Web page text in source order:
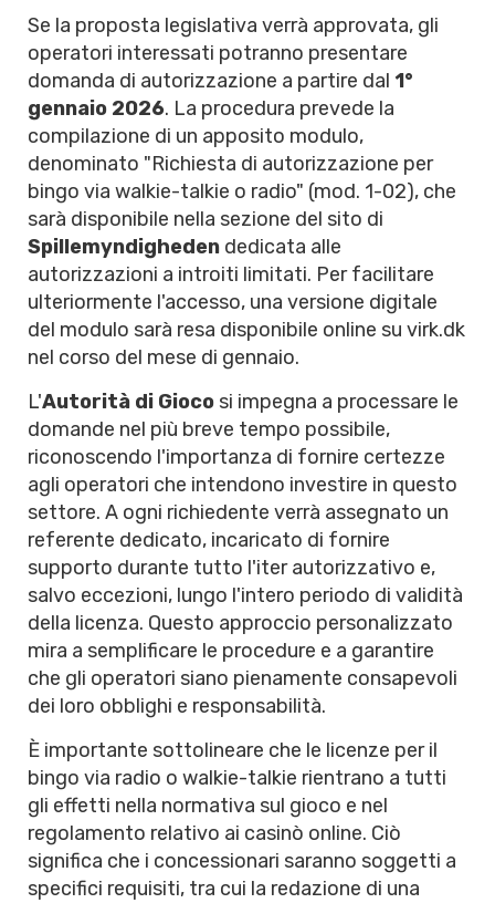
Se la proposta legislativa verrà approvata, gli
operatori interessati potranno presentare
domanda di autorizzazione a partire dal 1°
gennaio 2026. La procedura prevede la
compilazione di un apposito modulo,
denominato "Richiesta di autorizzazione per
bingo via walkie-talkie o radio" (mod. 1-02), che
sarà disponibile nella sezione del sito di
Spillemyndigheden dedicata alle
autorizzazioni a introiti limitati. Per facilitare
ulteriormente l'accesso, una versione digitale
del modulo sarà resa disponibile online su virk.dk
nel corso del mese di gennaio.
L'Autorità di Gioco si impegna a processare le
domande nel più breve tempo possibile,
riconoscendo l'importanza di fornire certezze
agli operatori che intendono investire in questo
settore. A ogni richiedente verrà assegnato un
referente dedicato, incaricato di fornire
supporto durante tutto l'iter autorizzativo e,
salvo eccezioni, lungo l'intero periodo di validità
della licenza. Questo approccio personalizzato
mira a semplificare le procedure e a garantire
che gli operatori siano pienamente consapevoli
dei loro obblighi e responsabilità.
È importante sottolineare che le licenze per il
bingo via radio o walkie-talkie rientrano a tutti
gli effetti nella normativa sul gioco e nel
regolamento relativo ai casinò online. Ciò
significa che i concessionari saranno soggetti a
specifici requisiti, tra cui la redazione di una